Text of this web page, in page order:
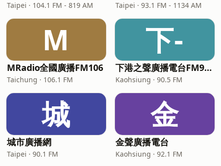
Taipei · 104.1 FM - 819 AM Taipei · 93.1 FM - 1134 AM
M
MRadio全國廣播FM106
Taichung · 106.1 FM
下-
下港之聲廣播電台FM90.5 - The Voice of Xiagang
Kaohsiung · 90.5 FM
城
城市廣播網
Taipei · 90.1 FM
金
金聲廣播電台
Kaohsiung · 92.1 FM